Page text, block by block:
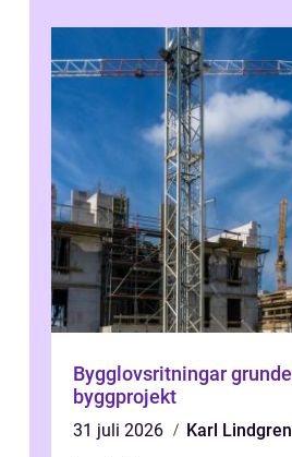
Bygglovsritningar grunden för ett tryggt
byggprojekt
31 juli 2026
Karl Lindgren